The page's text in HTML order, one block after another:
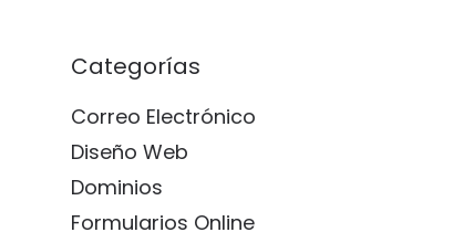
Categorías
Correo Electrónico
Diseño Web
Dominios
Formularios Online